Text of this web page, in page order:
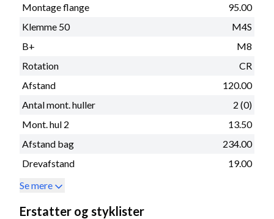
Montage flange
95.00
Klemme 50
M4S
B+
M8
Rotation
CR
Afstand
120.00
Antal mont. huller
2 (0)
Mont. hul 2
13.50
Afstand bag
234.00
Drevafstand
19.00
Se mere
Erstatter og styklister